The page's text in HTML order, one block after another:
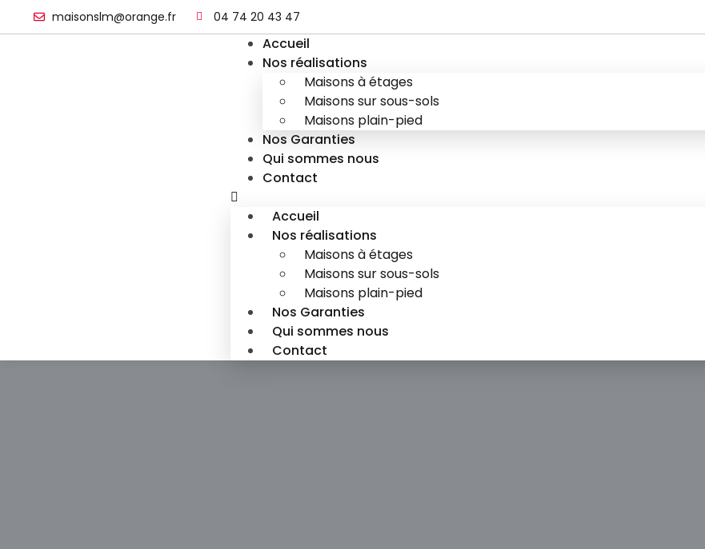
maisonslm@orange.fr 04 74 20 43 47
Accueil
Nos réalisations
Maisons à étages
Maisons sur sous-sols
Maisons plain-pied
Nos Garanties
Qui sommes nous
Contact
Accueil
Nos réalisations
Maisons à étages
Maisons sur sous-sols
Maisons plain-pied
Nos Garanties
Qui sommes nous
Contact